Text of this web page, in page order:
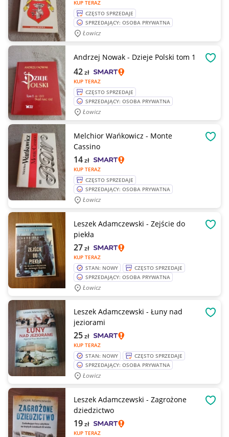
KUP TERAZ
CZĘSTO SPRZEDAJE
SPRZEDAJĄCY: OSOBA PRYWATNA
Łowicz
Andrzej Nowak - Dzieje Polski tom 1
KUP TERAZ
42zł
CZĘSTO SPRZEDAJE
SPRZEDAJĄCY: OSOBA PRYWATNA
Łowicz
Melchior Wańkowicz - Monte
Cassino
KUP TERAZ
14zł
CZĘSTO SPRZEDAJE
SPRZEDAJĄCY: OSOBA PRYWATNA
Łowicz
Leszek Adamczewski - Zejście do
piekła
KUP TERAZ
27zł
STAN: NOWY
CZĘSTO SPRZEDAJE
SPRZEDAJĄCY: OSOBA PRYWATNA
Łowicz
Leszek Adamczewski - Łuny nad
jeziorami
KUP TERAZ
25zł
STAN: NOWY
CZĘSTO SPRZEDAJE
SPRZEDAJĄCY: OSOBA PRYWATNA
Łowicz
Leszek Adamczewski - Zagrożone
dziedzictwo
KUP TERAZ
19zł